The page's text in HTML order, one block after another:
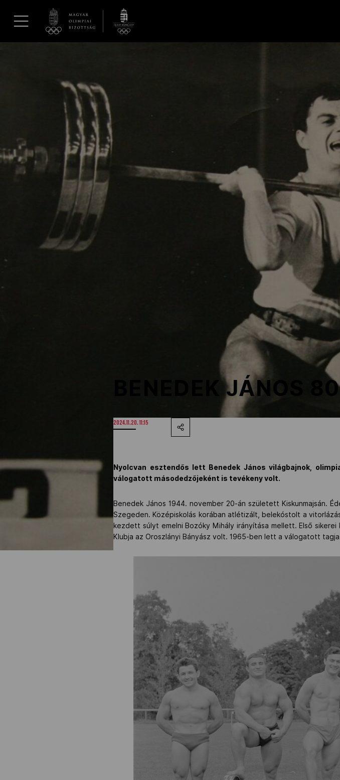
BENEDEK JÁNOS
2024.11.20. 11:15
Nyolcvan esztendős lett Benedek János világbajnok,
válogatott másodedzőjeként is tevékeny volt.
Benedek János 1944. november 20-án született Kiskunmajsán.
Szegeden. Középiskolás korában atlétizált, belekóstolt a
kezdett súlyt emelni Bozóky Mihály irányítása mellett. Első
Klubja az Oroszlányi Bányász volt. 1965-ben lett a válogatott